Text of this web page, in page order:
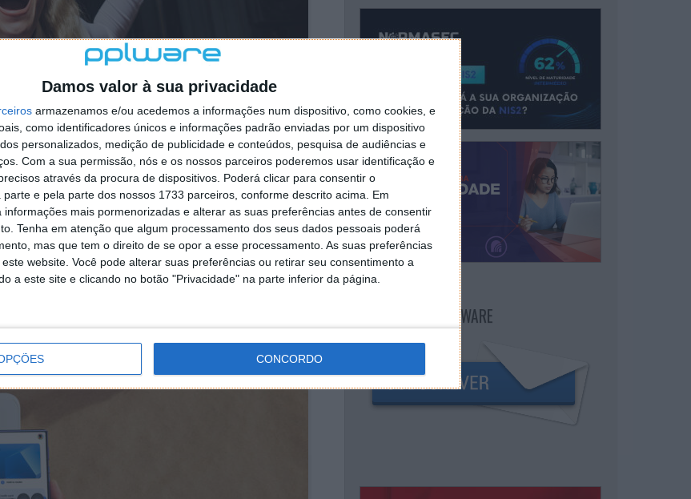
Damos valor à sua privacidade
armazenamos e/ou acedemos a informações num dispositivo, como cookies, e
como identificadores únicos e informações padrão enviadas por um dispositivo
personalizados, medição de publicidade e conteúdos, pesquisa de audiências e
Com a sua permissão, nós e os nossos parceiros poderemos usar identificação e
através da procura de dispositivos. Poderá clicar para consentir o
e pela parte dos nossos 1733 parceiros, conforme descrito acima. Em
mais pormenorizadas e alterar as suas preferências antes de consentir
Tenha em atenção que algum processamento dos seus dados pessoais poderá
mas que tem o direito de se opor a esse processamento. As suas preferências
website. Você pode alterar suas preferências ou retirar seu consentimento a
a este site e clicando no botão "Privacidade" na parte inferior da página.
CONCORDO
razr 70 ultra
facilmente a aplicações e jogos sem abrir o
com o ecrã externo sem lhe tocar, passando a
ou iniciar uma conversa com o Google
NEWSLETTER PPLWARE